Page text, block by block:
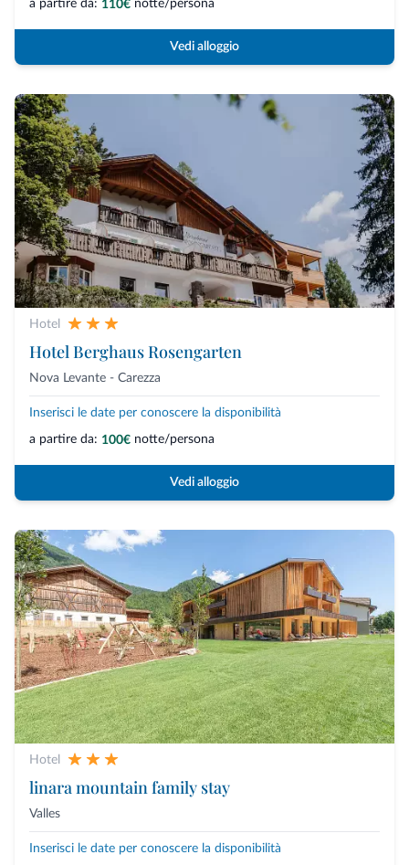
a partire da: 110€ notte/persona
Vedi alloggio
Hotel
Hotel Berghaus Rosengarten
Nova Levante - Carezza
Inserisci le date per conoscere la disponibilità
a partire da: 100€ notte/persona
Vedi alloggio
Hotel
linara mountain family stay
Valles
Inserisci le date per conoscere la disponibilità